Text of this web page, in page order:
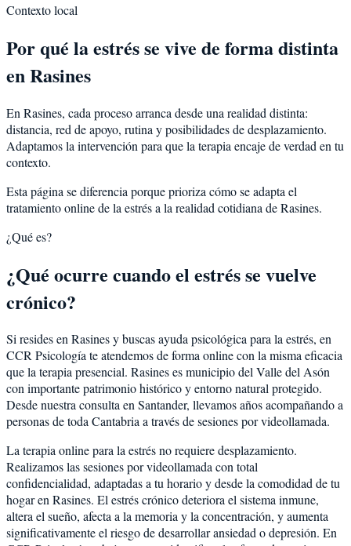
Contexto local
Por qué la estrés se vive de forma distinta
en Rasines
En Rasines, cada proceso arranca desde una realidad distinta:
distancia, red de apoyo, rutina y posibilidades de desplazamiento.
Adaptamos la intervención para que la terapia encaje de verdad en tu
contexto.
Esta página se diferencia porque prioriza cómo se adapta el
tratamiento online de la estrés a la realidad cotidiana de Rasines.
¿Qué es?
¿Qué ocurre cuando el estrés se vuelve
crónico?
Si resides en Rasines y buscas ayuda psicológica para la estrés, en
CCR Psicología te atendemos de forma online con la misma eficacia
que la terapia presencial. Rasines es municipio del Valle del Asón
con importante patrimonio histórico y entorno natural protegido.
Desde nuestra consulta en Santander, llevamos años acompañando a
personas de toda Cantabria a través de sesiones por videollamada.
La terapia online para la estrés no requiere desplazamiento.
Realizamos las sesiones por videollamada con total
confidencialidad, adaptadas a tu horario y desde la comodidad de tu
hogar en Rasines. El estrés crónico deteriora el sistema inmune,
altera el sueño, afecta a la memoria y la concentración, y aumenta
significativamente el riesgo de desarrollar ansiedad o depresión. En